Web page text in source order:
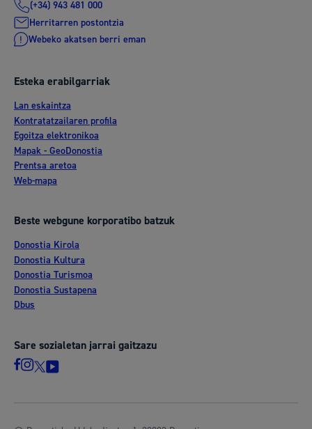
(+34) 943 481 000
Herritarren postontzia
Webeko akatsen berri eman
Esteka erabilgarriak
Lan eskaintza
Kontratatzailaren profila
Egoitza elektronikoa
Mapak - GeoDonostia
Prentsa aretoa
Web-mapa
Beste webgune korporatibo batzuk
Donostia Kirola
Donostia Kultura
Donostia Turismoa
Donostia Sustapena
Dbus
Sare sozialetan jarrai gaitzazu